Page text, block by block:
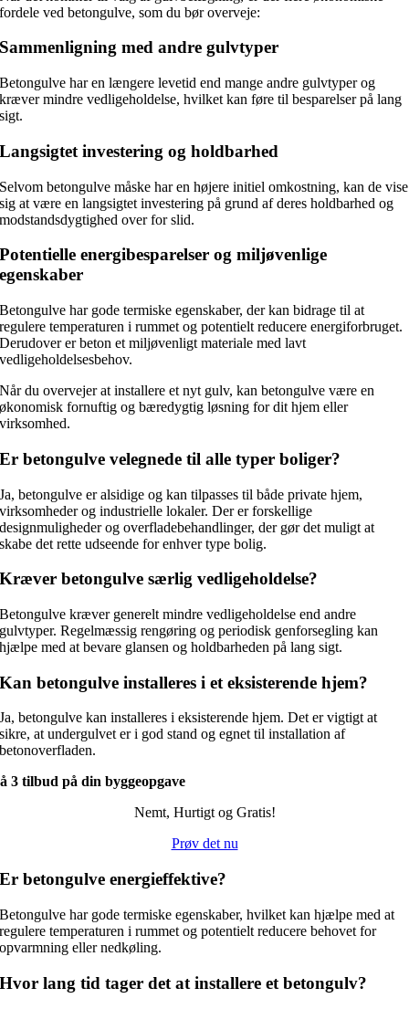
fordele ved betongulve, som du bør overveje:
Sammenligning med andre gulvtyper
Betongulve har en længere levetid end mange andre gulvtyper og
kræver mindre vedligeholdelse, hvilket kan føre til besparelser på lang
sigt.
Langsigtet investering og holdbarhed
Selvom betongulve måske har en højere initiel omkostning, kan de vise
sig at være en langsigtet investering på grund af deres holdbarhed og
modstandsdygtighed over for slid.
Potentielle energibesparelser og miljøvenlige
egenskaber
Betongulve har gode termiske egenskaber, der kan bidrage til at
regulere temperaturen i rummet og potentielt reducere energiforbruget.
Derudover er beton et miljøvenligt materiale med lavt
vedligeholdelsesbehov.
Når du overvejer at installere et nyt gulv, kan betongulve være en
økonomisk fornuftig og bæredygtig løsning for dit hjem eller
virksomhed.
Er betongulve velegnede til alle typer boliger?
Ja, betongulve er alsidige og kan tilpasses til både private hjem,
virksomheder og industrielle lokaler. Der er forskellige
designmuligheder og overfladebehandlinger, der gør det muligt at
skabe det rette udseende for enhver type bolig.
Kræver betongulve særlig vedligeholdelse?
Betongulve kræver generelt mindre vedligeholdelse end andre
gulvtyper. Regelmæssig rengøring og periodisk genforsegling kan
hjælpe med at bevare glansen og holdbarheden på lang sigt.
Kan betongulve installeres i et eksisterende hjem?
Ja, betongulve kan installeres i eksisterende hjem. Det er vigtigt at
sikre, at undergulvet er i god stand og egnet til installation af
betonoverfladen.
3 tilbud på din byggeopgave
Nemt, Hurtigt og Gratis!
Prøv det nu
Er betongulve energieffektive?
Betongulve har gode termiske egenskaber, hvilket kan hjælpe med at
regulere temperaturen i rummet og potentielt reducere behovet for
opvarmning eller nedkøling.
Hvor lang tid tager det at installere et betongulv?